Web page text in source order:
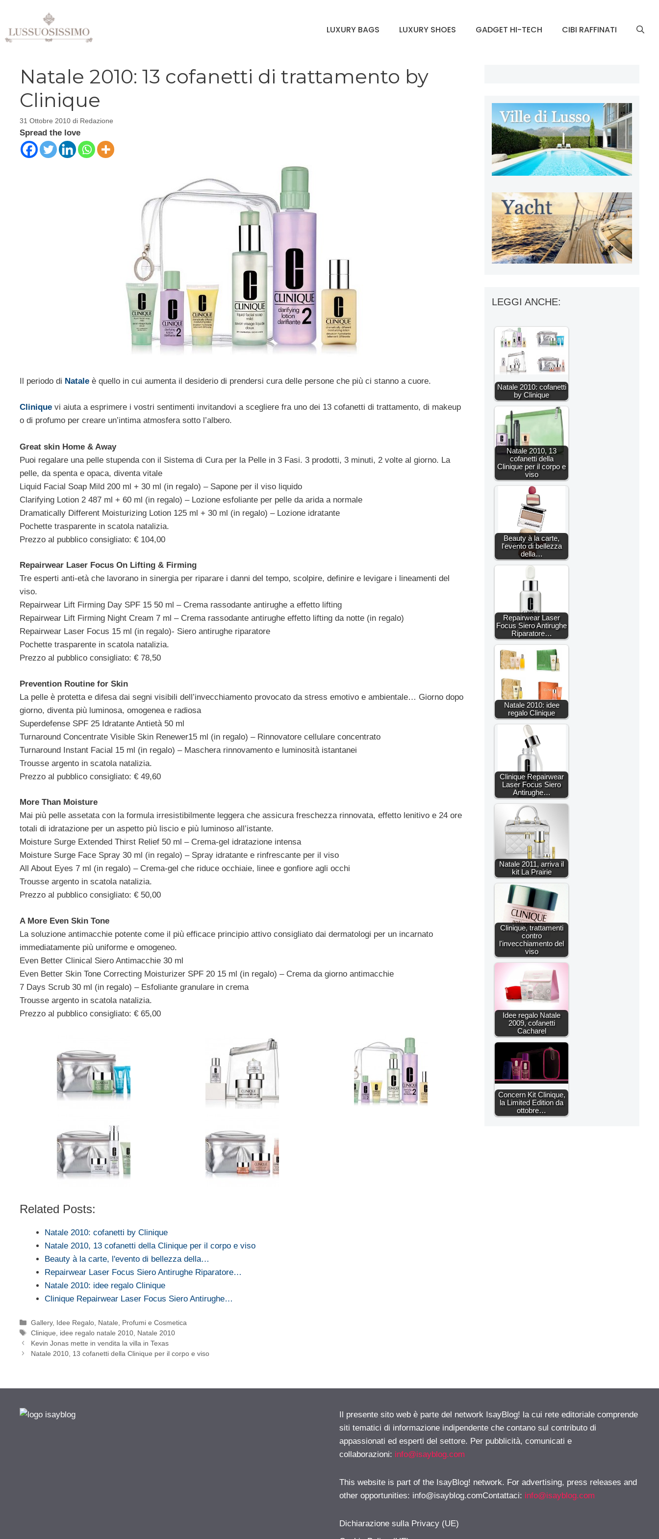
contenuto
LUXURY BAGS LUXURY SHOES GADGET HI-TECH CIBI RAFFINATI
Natale 2010: 13 cofanetti di trattamento by
Clinique
31 Ottobre 2010 di Redazione
Spread the love
Il periodo di Natale è quello in cui aumenta il desiderio di prendersi cura delle persone che più ci stanno a cuore.
Clinique vi aiuta a esprimere i vostri sentimenti invitandovi a scegliere fra uno dei 13 cofanetti di trattamento, di makeup
o di profumo per creare un’intima atmosfera sotto l’albero.
Great skin Home & Away
Puoi regalare una pelle stupenda con il Sistema di Cura per la Pelle in 3 Fasi. 3 prodotti, 3 minuti, 2 volte al giorno. La
pelle, da spenta e opaca, diventa vitale
Liquid Facial Soap Mild 200 ml + 30 ml (in regalo) – Sapone per il viso liquido
Clarifying Lotion 2 487 ml + 60 ml (in regalo) – Lozione esfoliante per pelle da arida a normale
Dramatically Different Moisturizing Lotion 125 ml + 30 ml (in regalo) – Lozione idratante
Pochette trasparente in scatola natalizia.
Prezzo al pubblico consigliato: € 104,00
Repairwear Laser Focus On Lifting & Firming
Tre esperti anti-età che lavorano in sinergia per riparare i danni del tempo, scolpire, definire e levigare i lineamenti del
viso.
Repairwear Lift Firming Day SPF 15 50 ml – Crema rassodante antirughe a effetto lifting
Repairwear Lift Firming Night Cream 7 ml – Crema rassodante antirughe effetto lifting da notte (in regalo)
Repairwear Laser Focus 15 ml (in regalo)- Siero antirughe riparatore
Pochette trasparente in scatola natalizia.
Prezzo al pubblico consigliato: € 78,50
Prevention Routine for Skin
La pelle è protetta e difesa dai segni visibili dell’invecchiamento provocato da stress emotivo e ambientale… Giorno dopo
giorno, diventa più luminosa, omogenea e radiosa
Superdefense SPF 25 Idratante Antietà 50 ml
Turnaround Concentrate Visible Skin Renewer15 ml (in regalo) – Rinnovatore cellulare concentrato
Turnaround Instant Facial 15 ml (in regalo) – Maschera rinnovamento e luminosità istantanei
Trousse argento in scatola natalizia.
Prezzo al pubblico consigliato: € 49,60
More Than Moisture
Mai più pelle assetata con la formula irresistibilmente leggera che assicura freschezza rinnovata, effetto lenitivo e 24 ore
totali di idratazione per un aspetto più liscio e più luminoso all’istante.
Moisture Surge Extended Thirst Relief 50 ml – Crema-gel idratazione intensa
Moisture Surge Face Spray 30 ml (in regalo) – Spray idratante e rinfrescante per il viso
All About Eyes 7 ml (in regalo) – Crema-gel che riduce occhiaie, linee e gonfiore agli occhi
Trousse argento in scatola natalizia.
Prezzo al pubblico consigliato: € 50,00
A More Even Skin Tone
La soluzione antimacchie potente come il più efficace principio attivo consigliato dai dermatologi per un incarnato
immediatamente più uniforme e omogeneo.
Even Better Clinical Siero Antimacchie 30 ml
Even Better Skin Tone Correcting Moisturizer SPF 20 15 ml (in regalo) – Crema da giorno antimacchie
7 Days Scrub 30 ml (in regalo) – Esfoliante granulare in crema
Trousse argento in scatola natalizia.
Prezzo al pubblico consigliato: € 65,00
Related Posts:
Natale 2010: cofanetti by Clinique
Natale 2010, 13 cofanetti della Clinique per il corpo e viso
Beauty à la carte, l'evento di bellezza della…
Repairwear Laser Focus Siero Antirughe Riparatore…
Natale 2010: idee regalo Clinique
Clinique Repairwear Laser Focus Siero Antirughe…
Categorie
Gallery, Idee Regalo Natale
Profumi e Cosmetica
Tag
Clinique idee regalo natale 2010 Natale 2010
Kevin Jonas mette in vendita la villa in Texas
Natale 2010, 13 cofanetti della Clinique per il corpo e viso
LEGGI ANCHE:
Natale 2010: cofanetti
by Clinique
Natale 2010, 13
cofanetti della
Clinique per il corpo e
viso
Beauty à la carte,
l'evento di bellezza
della…
Repairwear Laser
Focus Siero Antirughe
Riparatore…
Natale 2010: idee
regalo Clinique
Clinique Repairwear
Laser Focus Siero
Antirughe…
Natale 2011, arriva il
kit La Prairie
Clinique, trattamenti
contro
l'invecchiamento del
viso
Idee regalo Natale
2009, cofanetti
Cacharel
Concern Kit Clinique,
la Limited Edition da
ottobre…
Il presente sito web è parte del network IsayBlog! la cui rete editoriale comprende
siti tematici di informazione indipendente che contano sul contributo di
appassionati ed esperti del settore. Per pubblicità, comunicati e
collaborazioni: info@isayblog.com
This website is part of the IsayBlog! network. For advertising, press releases and
other opportunities: info@isayblog.comContattaci: info@isayblog.com
Dichiarazione sulla Privacy (UE)